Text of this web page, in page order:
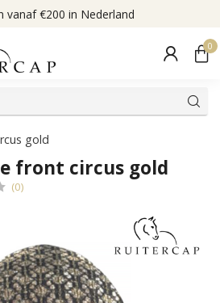
vanaf €200 in Nederland
0
gold
front circus gold
(0)